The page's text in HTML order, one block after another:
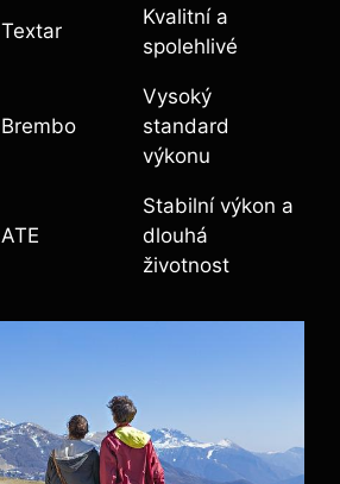
Textar
Kvalitní a
spolehlivé
Brembo
Vysoký
standard
výkonu
ATE
Stabilní výkon a
dlouhá
životnost